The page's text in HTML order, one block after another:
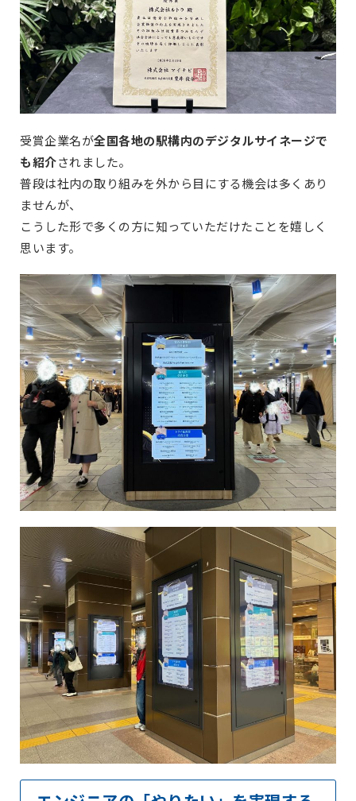
受賞企業名が全国各地の駅構内のデジタルサイネージで
も紹介されました。
普段は社内の取り組みを外から目にする機会は多くあり
ませんが、
こうした形で多くの方に知っていただけたことを嬉しく
思います。